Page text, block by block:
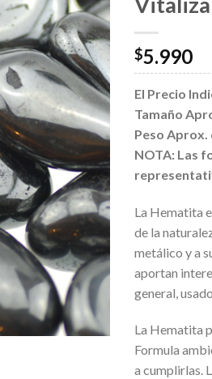
a la
lista de
deseos
$5.990
El Precio
Tamaño
Peso Aprox.
NOTA: Las
La Hematita
de la
metálico y a
aportan
general,
La Hematita
Formula
a cumplirlas.